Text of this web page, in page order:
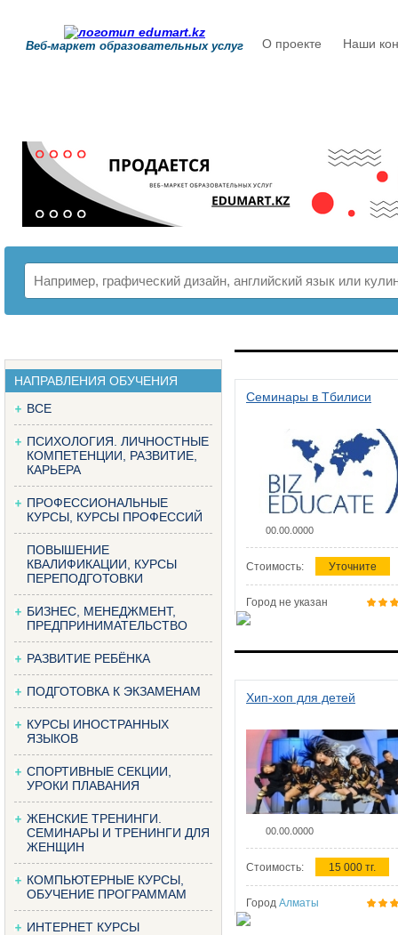
Веб-маркет образовательных услуг О проекте Наши
НАПРАВЛЕНИЯ ОБУЧЕНИЯ
ВСЕ
ПСИХОЛОГИЯ. ЛИЧНОСТНЫЕ
КОМПЕТЕНЦИИ, РАЗВИТИЕ,
КАРЬЕРА
ПРОФЕССИОНАЛЬНЫЕ
КУРСЫ, КУРСЫ ПРОФЕССИЙ
ПОВЫШЕНИЕ
КВАЛИФИКАЦИИ, КУРСЫ
ПЕРЕПОДГОТОВКИ
БИЗНЕС, МЕНЕДЖМЕНТ,
ПРЕДПРИНИМАТЕЛЬСТВО
РАЗВИТИЕ РЕБЁНКА
ПОДГОТОВКА К ЭКЗАМЕНАМ
КУРСЫ ИНОСТРАННЫХ
ЯЗЫКОВ
СПОРТИВНЫЕ СЕКЦИИ,
УРОКИ ПЛАВАНИЯ
ЖЕНСКИЕ ТРЕНИНГИ.
СЕМИНАРЫ И ТРЕНИНГИ ДЛЯ
ЖЕНЩИН
КОМПЬЮТЕРНЫЕ КУРСЫ,
ОБУЧЕНИЕ ПРОГРАММАМ
ИНТЕРНЕТ КУРСЫ
Семинары в Тбилиси
00.00.0000
Стоимость: Уточните
Город не указан
Хип-хоп для детей
00.00.0000
Стоимость: 15 000 тг.
Город Алматы